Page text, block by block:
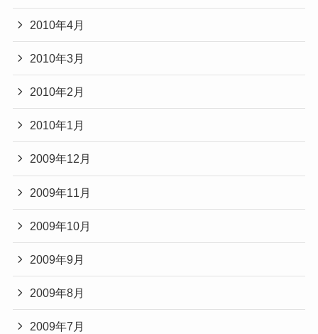
2010年4月
2010年3月
2010年2月
2010年1月
2009年12月
2009年11月
2009年10月
2009年9月
2009年8月
2009年7月